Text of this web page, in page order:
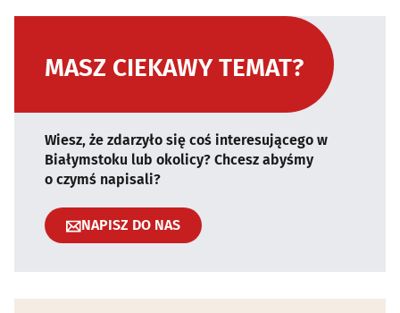
MASZ CIEKAWY TEMAT?
Wiesz, że zdarzyło się coś interesującego w
Białymstoku lub okolicy? Chcesz abyśmy
o czymś napisali?
NAPISZ DO NAS